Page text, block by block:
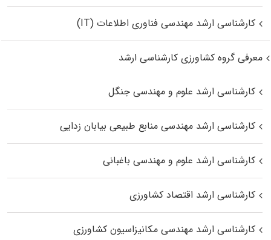
کارشناسی ارشد مهندسی فناوری اطلاعات (IT)
معرفی گروه کشاورزی کارشناسی ارشد
کارشناسی ارشد علوم و مهندسی جنگل
کارشناسی ارشد مهندسی منابع طبیعی بیابان زدایی
کارشناسی ارشد علوم و مهندسی باغبانی
کارشناسی ارشد اقتصاد کشاورزی
کارشناسی ارشد مهندسی مکانیزاسیون کشاورزی